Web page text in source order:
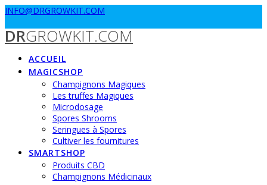
Passer
contenu
INFO@DRGROWKIT.COM
DRGROWKIT.COM
ACCUEIL
MAGICSHOP
Champignons Magiques
Les truffes Magiques
Microdosage
Spores Shrooms
Seringues à Spores
Cultiver les fournitures
SMARTSHOP
Produits CBD
Champignons Médicinaux